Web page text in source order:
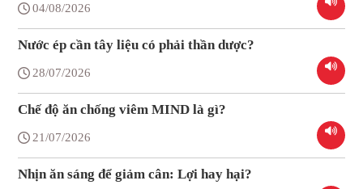
04/08/2026
Nước ép cần tây liệu có phải thần dược?
28/07/2026
Chế độ ăn chống viêm MIND là gì?
21/07/2026
Nhịn ăn sáng để giảm cân: Lợi hay hại?